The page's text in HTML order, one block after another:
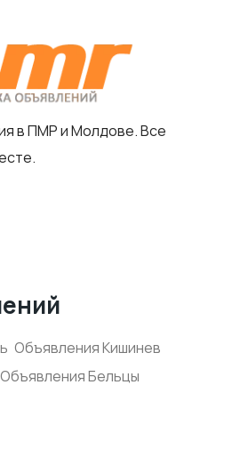
в ПМР и Молдове. Все
Объявления Кишинев
Объявления Бельцы